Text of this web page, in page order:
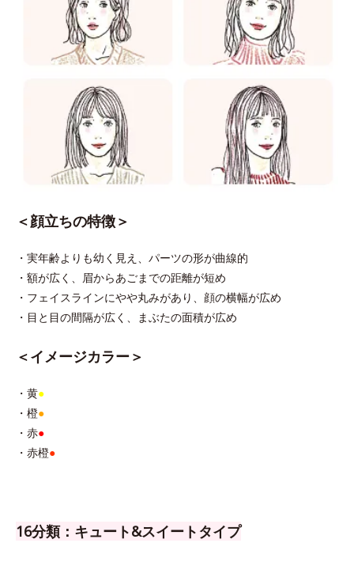
＜顔立ちの特徴＞
・実年齢よりも幼く見え、パーツの形が曲線的
・額が広く、眉からあごまでの距離が短め
・フェイスラインにやや丸みがあり、顔の横幅が広め
・目と目の間隔が広く、まぶたの面積が広め
＜イメージカラー＞
・黄●
・橙●
・赤●
・赤橙●
16分類：キュート&スイートタイプ